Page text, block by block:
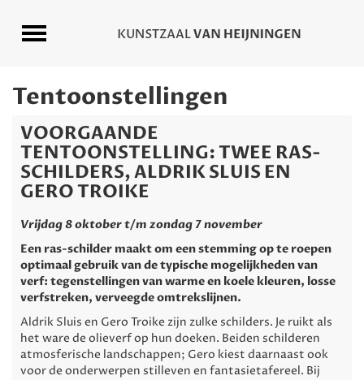
Tentoonstellingen
VOORGAANDE
TENTOONSTELLING: TWEE RAS-
SCHILDERS, ALDRIK SLUIS EN
GERO TROIKE
Vrijdag 8 oktober t/m zondag 7 november
Een ras-schilder maakt om een stemming op te roepen
optimaal gebruik van de typische mogelijkheden van
verf: tegenstellingen van warme en koele kleuren, losse
verfstreken, verveegde omtrekslijnen.
Aldrik Sluis en Gero Troike zijn zulke schilders. Je ruikt als
het ware de olieverf op hun doeken. Beiden schilderen
atmosferische landschappen; Gero kiest daarnaast ook
voor de onderwerpen stilleven en fantasietafereel. Bij